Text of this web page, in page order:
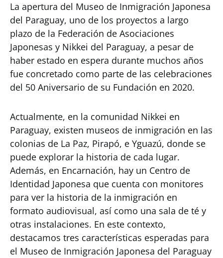
La apertura del Museo de Inmigración Japonesa
del Paraguay, uno de los proyectos a largo
plazo de la Federación de Asociaciones
Japonesas y Nikkei del Paraguay, a pesar de
haber estado en espera durante muchos años
fue concretado como parte de las celebraciones
del 50 Aniversario de su Fundación en 2020.
Actualmente, en la comunidad Nikkei en
Paraguay, existen museos de inmigración en las
colonias de La Paz, Pirapó, e Yguazú, donde se
puede explorar la historia de cada lugar.
Además, en Encarnación, hay un Centro de
Identidad Japonesa que cuenta con monitores
para ver la historia de la inmigración en
formato audiovisual, así como una sala de té y
otras instalaciones. En este contexto,
destacamos tres características esperadas para
el Museo de Inmigración Japonesa del Paraguay